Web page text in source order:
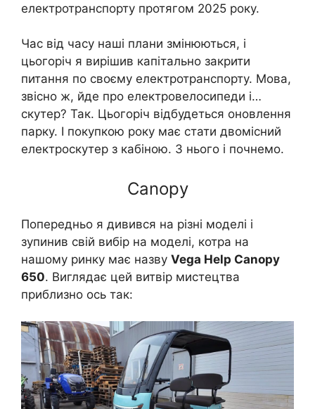
електротранспорту протягом 2025 року.
Час від часу наші плани змінюються, і
цьогоріч я вирішив капітально закрити
питання по своєму електротранспорту. Мова,
звісно ж, йде про електровелосипеди і…
скутер? Так. Цьогоріч відбудеться оновлення
парку. І покупкою року має стати двомісний
електроскутер з кабіною. З нього і почнемо.
Canopy
Попередньо я дивився на різні моделі і
зупинив свій вибір на моделі, котра на
нашому ринку має назву Vega Help Canopy
650. Виглядає цей витвір мистецтва
приблизно ось так: